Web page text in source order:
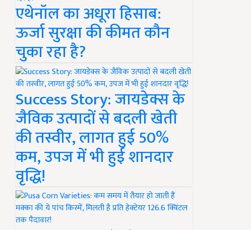
एथेनॉल का अधूरा हिसाब:
ऊर्जा सुरक्षा की कीमत कौन
चुका रहा है?
Success Story: जायडेक्स के
जैविक उत्पादों से बदली खेती
की तस्वीर, लागत हुई 50%
कम, उपज में भी हुई शानदार
वृद्धि!